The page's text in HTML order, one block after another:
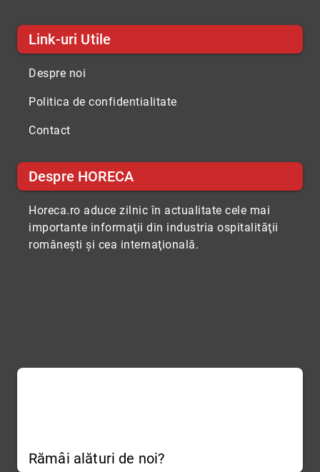
Link-uri Utile
Despre noi
Politica de confidentialitate
Contact
Despre HORECA
Horeca.ro aduce zilnic în actualitate cele mai
importante informaţii din industria ospitalităţii
româneşti şi cea internaţională.
Rămâi alături de noi?